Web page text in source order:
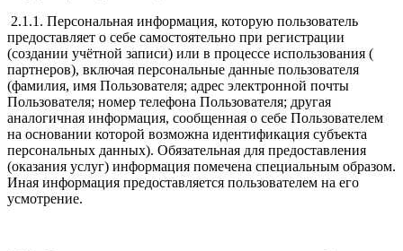
2.1.1. Персональная информация, которую пользователь
предоставляет о себе самостоятельно при регистрации
(создании учётной записи) или в процессе использования (
партнеров), включая персональные данные пользователя
(фамилия, имя Пользователя; адрес электронной почты
Пользователя; номер телефона Пользователя; другая
аналогичная информация, сообщенная о себе Пользователем
на основании которой возможна идентификация субъекта
персональных данных). Обязательная для предоставления
(оказания услуг) информация помечена специальным образом.
Иная информация предоставляется пользователем на его
усмотрение.